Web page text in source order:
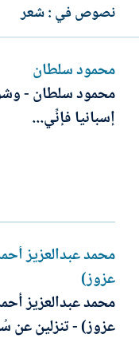
نصوص في : شعر
محمود سلطان
محمود سلطان -
إسبانيا فإنِّي...
محمد عبدالعزيز
عزوز)
محمد عبدالعزيز
عزوز) - تنزلين عن